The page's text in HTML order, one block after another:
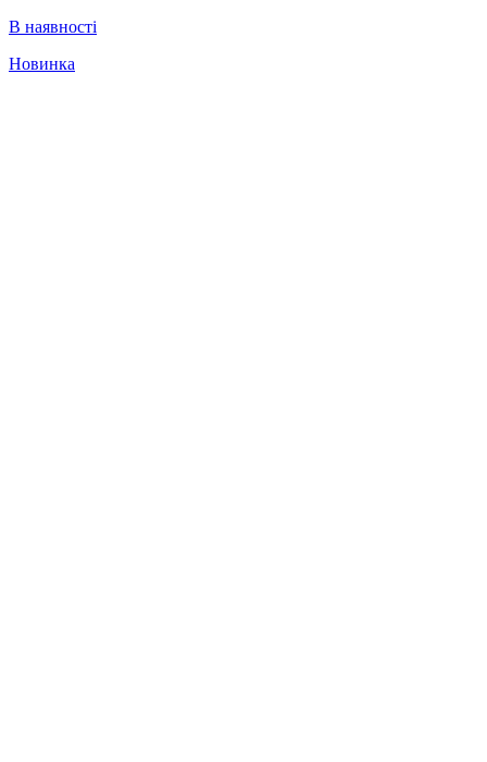
В наявності
Новинка